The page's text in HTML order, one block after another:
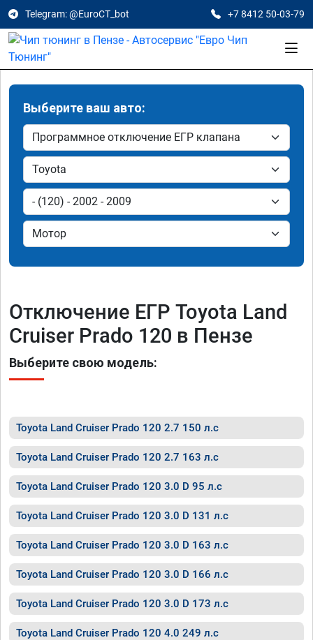
Telegram: @EuroCT_bot +7 8412 50-03-79
Выберите ваш авто:
Отключение ЕГР Toyota Land
Cruiser Prado 120 в Пензе
Выберите свою модель:
Toyota Land Cruiser Prado 120 2.7 150 л.с
Toyota Land Cruiser Prado 120 2.7 163 л.с
Toyota Land Cruiser Prado 120 3.0 D 95 л.с
Toyota Land Cruiser Prado 120 3.0 D 131 л.с
Toyota Land Cruiser Prado 120 3.0 D 163 л.с
Toyota Land Cruiser Prado 120 3.0 D 166 л.с
Toyota Land Cruiser Prado 120 3.0 D 173 л.с
Toyota Land Cruiser Prado 120 4.0 249 л.с